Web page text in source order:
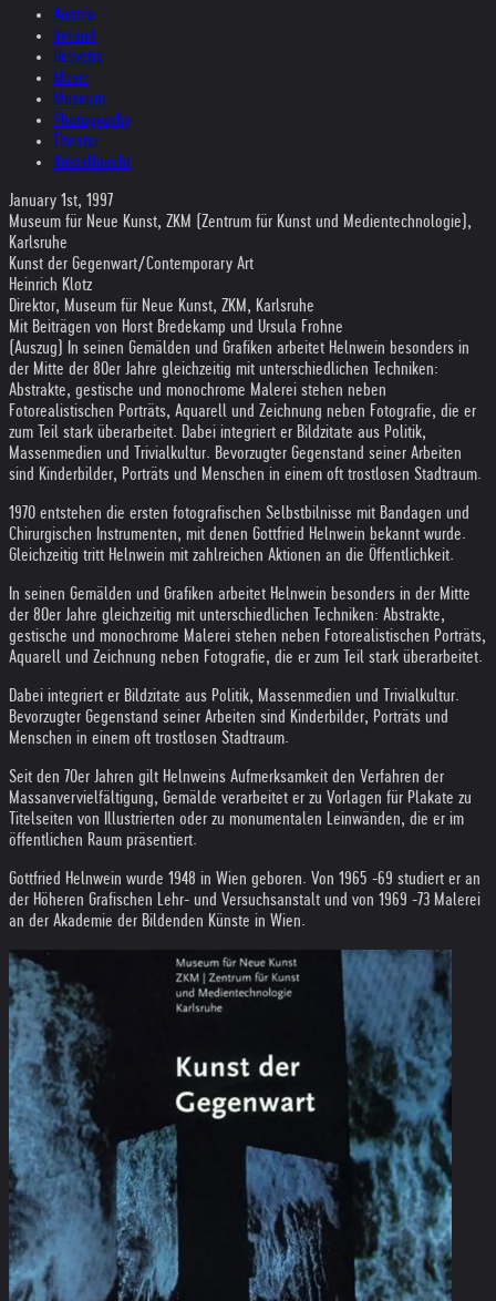
Austria
Ireland
Helvetia
Music
Museum
Photography
Theater
Kristallnacht
January 1st, 1997
Museum für Neue Kunst, ZKM (Zentrum für Kunst und Medientechnologie),
Karlsruhe
Kunst der Gegenwart/Contemporary Art
Heinrich Klotz
Direktor, Museum für Neue Kunst, ZKM, Karlsruhe
Mit Beiträgen von Horst Bredekamp und Ursula Frohne
(Auszug) In seinen Gemälden und Grafiken arbeitet Helnwein besonders in
der Mitte der 80er Jahre gleichzeitig mit unterschiedlichen Techniken:
Abstrakte, gestische und monochrome Malerei stehen neben
Fotorealistischen Porträts, Aquarell und Zeichnung neben Fotografie, die er
zum Teil stark überarbeitet. Dabei integriert er Bildzitate aus Politik,
Massenmedien und Trivialkultur. Bevorzugter Gegenstand seiner Arbeiten
sind Kinderbilder, Porträts und Menschen in einem oft trostlosen Stadtraum.
1970 entstehen die ersten fotografischen Selbstbilnisse mit Bandagen und
Chirurgischen Instrumenten, mit denen Gottfried Helnwein bekannt wurde.
Gleichzeitig tritt Helnwein mit zahlreichen Aktionen an die Öffentlichkeit.
In seinen Gemälden und Grafiken arbeitet Helnwein besonders in der Mitte
der 80er Jahre gleichzeitig mit unterschiedlichen Techniken: Abstrakte,
gestische und monochrome Malerei stehen neben Fotorealistischen Porträts,
Aquarell und Zeichnung neben Fotografie, die er zum Teil stark überarbeitet.
Dabei integriert er Bildzitate aus Politik, Massenmedien und Trivialkultur.
Bevorzugter Gegenstand seiner Arbeiten sind Kinderbilder, Porträts und
Menschen in einem oft trostlosen Stadtraum.
Seit den 70er Jahren gilt Helnweins Aufmerksamkeit den Verfahren der
Massanvervielfältigung, Gemälde verarbeitet er zu Vorlagen für Plakate zu
Titelseiten von Illustrierten oder zu monumentalen Leinwänden, die er im
öffentlichen Raum präsentiert.
Gottfried Helnwein wurde 1948 in Wien geboren. Von 1965 -69 studiert er an
der Höheren Grafischen Lehr- und Versuchsanstalt und von 1969 -73 Malerei
an der Akademie der Bildenden Künste in Wien.